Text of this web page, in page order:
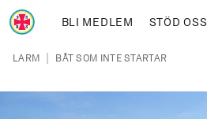
Hoppa till huvudinnehåll
BLI MEDLEM STÖD OSS
Länkstig
LARM | BÅT SOM INTE STARTAR